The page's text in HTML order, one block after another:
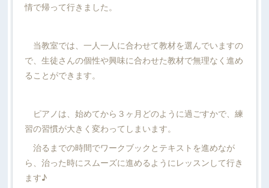
情で帰って行きました。
当教室では、一人一人に合わせて教材を選んでいますの
で、生徒さんの個性や興味に合わせた教材で無理なく進め
ることができます。
ピアノは、始めてから３ヶ月どのように過ごすかで、練
習の習慣が大きく変わってしまいます。
治るまでの時間でワークブックとテキストを進めなが
ら、治った時にスムーズに進めるようにレッスンして行き
ます♪